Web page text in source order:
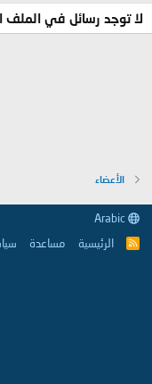
لا توجد رسائل في
الأعضاء
R
الرئيسية مساعدة